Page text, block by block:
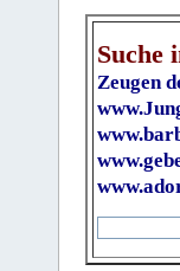
Suche
Zeugen